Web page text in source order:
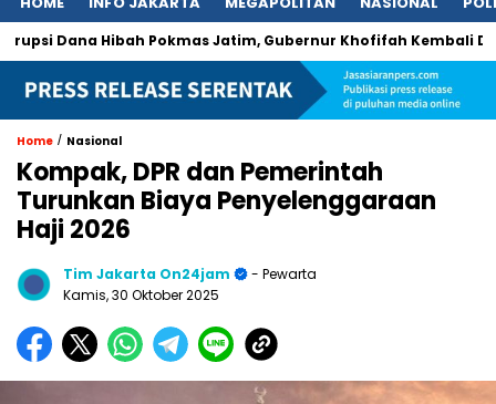
Hibah Pokmas Jatim, Gubernur Khofifah Kembali Dipanggil
Home / Nasional
Kompak, DPR dan Pemerintah
Turunkan Biaya Penyelenggaraan
Haji 2026
Tim Jakarta On24jam
- Pewarta
Kamis, 30 Oktober 2025